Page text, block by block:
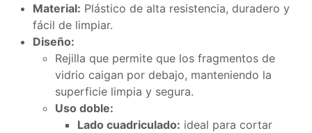
Material: Plástico de alta resistencia, duradero y
fácil de limpiar.
Diseño:
Rejilla que permite que los fragmentos de
vidrio caigan por debajo, manteniendo la
superficie limpia y segura.
Uso doble:
Lado cuadriculado: ideal para cortar